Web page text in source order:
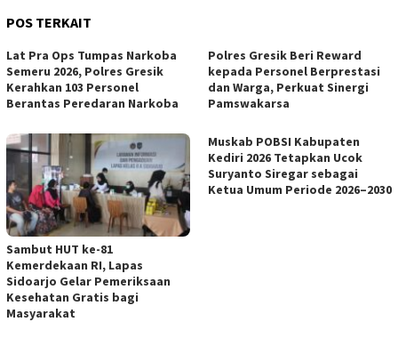
POS TERKAIT
Lat Pra Ops Tumpas Narkoba
Semeru 2026, Polres Gresik
Kerahkan 103 Personel
Berantas Peredaran Narkoba
Polres Gresik Beri Reward
kepada Personel Berprestasi
dan Warga, Perkuat Sinergi
Pamswakarsa
Sambut HUT ke-81
Kemerdekaan RI, Lapas
Sidoarjo Gelar Pemeriksaan
Kesehatan Gratis bagi
Masyarakat
Muskab POBSI Kabupaten
Kediri 2026 Tetapkan Ucok
Suryanto Siregar sebagai
Ketua Umum Periode 2026–2030